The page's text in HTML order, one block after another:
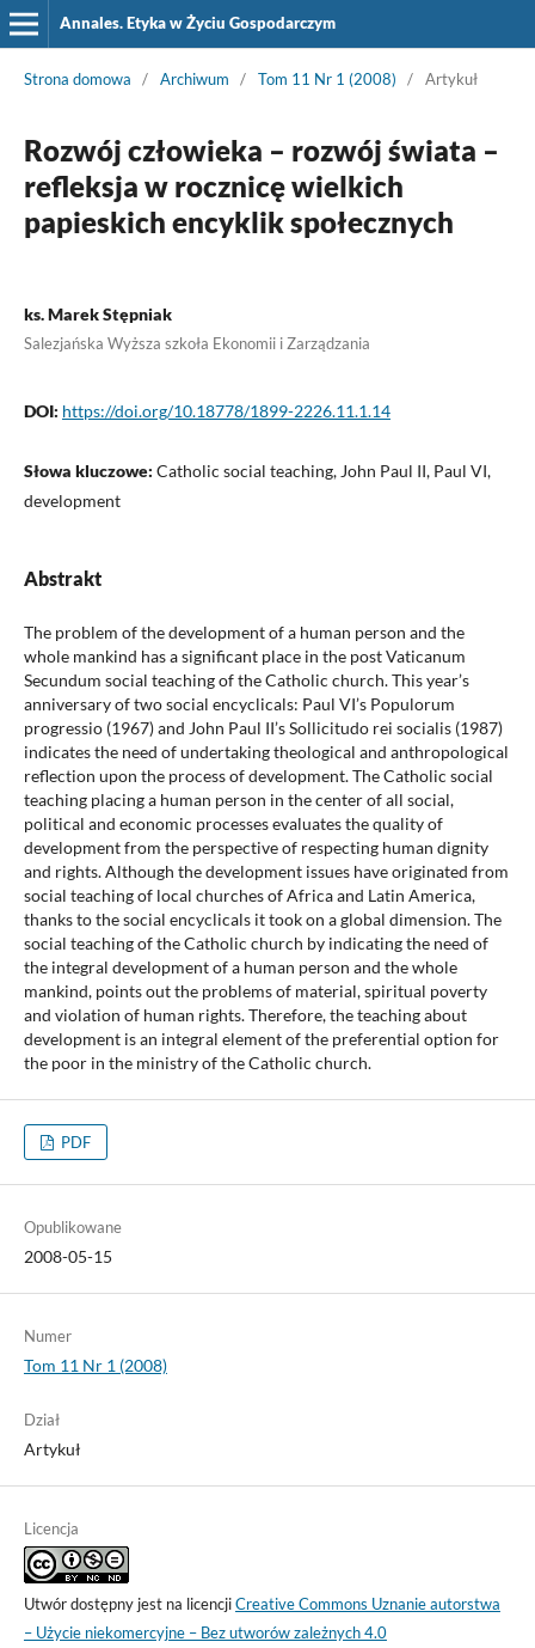
Annales. Etyka w Życiu Gospodarczym
Strona domowa / Archiwum / Tom 11 Nr 1 (2008) / Artykuł
Rozwój człowieka – rozwój świata –
refleksja w rocznicę wielkich
papieskich encyklik społecznych
ks. Marek Stępniak
Salezjańska Wyższa szkoła Ekonomii i Zarządzania
DOI: https://doi.org/10.18778/1899-2226.11.1.14
Słowa kluczowe: Catholic social teaching, John Paul II, Paul VI,
development
Abstrakt
The problem of the development of a human person and the
whole mankind has a significant place in the post Vaticanum
Secundum social teaching of the Catholic church. This year’s
anniversary of two social encyclicals: Paul VI’s Populorum
progressio (1967) and John Paul II’s Sollicitudo rei socialis (1987)
indicates the need of undertaking theological and anthropological
reflection upon the process of development. The Catholic social
teaching placing a human person in the center of all social,
political and economic processes evaluates the quality of
development from the perspective of respecting human dignity
and rights. Although the development issues have originated from
social teaching of local churches of Africa and Latin America,
thanks to the social encyclicals it took on a global dimension. The
social teaching of the Catholic church by indicating the need of
the integral development of a human person and the whole
mankind, points out the problems of material, spiritual poverty
and violation of human rights. Therefore, the teaching about
development is an integral element of the preferential option for
the poor in the ministry of the Catholic church.
PDF
Opublikowane
2008-05-15
Numer
Tom 11 Nr 1 (2008)
Dział
Artykuł
Licencja
Utwór dostępny jest na licencjiCreative Commons Uznanie autorstwa
– Użycie niekomercyjne – Bez utworów zależnych 4.0